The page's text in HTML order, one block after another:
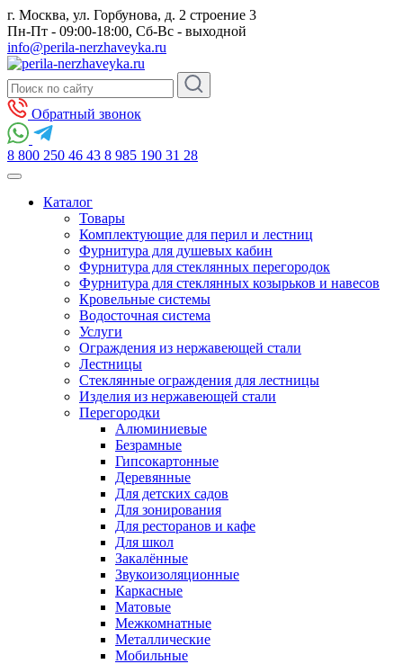
г. Москва, ул. Горбунова, д. 2 строение 3
Пн-Пт - 09:00-18:00, Сб-Вс - выходной
info@perila-nerzhaveyka.ru
Обратный звонок
8 800 250 46 43 8 985 190 31 28
Каталог
Товары
Комплектующие для перил и лестниц
Фурнитура для душевых кабин
Фурнитура для стеклянных перегородок
Фурнитура для стеклянных козырьков и навесов
Кровельные системы
Водосточная система
Услуги
Ограждения из нержавеющей стали
Лестницы
Стеклянные ограждения для лестницы
Изделия из нержавеющей стали
Перегородки
Алюминиевые
Безрамные
Гипсокартонные
Деревянные
Для детских садов
Для зонирования
Для ресторанов и кафе
Для школ
Закалённые
Звукоизоляционные
Каркасные
Матовые
Межкомнатные
Металлические
Мобильные